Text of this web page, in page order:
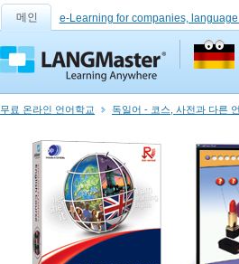
메인 e-Learning for companies,
무료 온라인 언어학교 독일어 - 코스, 사전과 다른